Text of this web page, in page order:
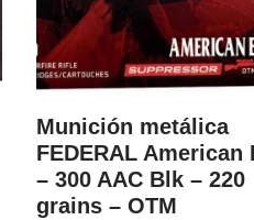
Munición metálica
FEDERAL American
– 300 AAC Blk – 220
grains – OTM